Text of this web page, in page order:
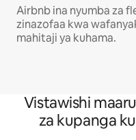
Airbnb ina nyumba za
zinazofaa kwa
mahitaji ya kuhama.
Vistawishi
za kupanga